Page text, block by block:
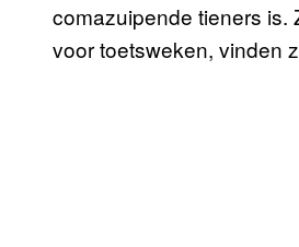
comazuipende tieners is.
voor toetsweken, vinden